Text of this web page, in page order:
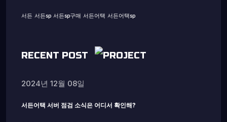
서든 서든sp 서든sp구매 서든어택 서든어택sp
RECENT POST
2024년 12월 08일
서든어택 서버 점검 소식은 어디서 확인해?